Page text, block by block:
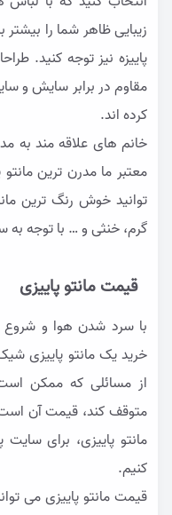
زیبایی ظاهر شما را
پاییزه نیز توجه کنید.
مقاوم در برابر سایش و
کرده اند.
خانم های علاقه مند به مد
معتبر ما مدرن ترین مانتو
توانید خوش رنگ ترین
گرم، خنثی و … با توجه به
قیمت مانتو پاییزی
با سرد شدن هوا و شروع
خرید یک مانتو پاییزی
از مسائلی که ممکن است
متوقف کند، قیمت آن
مانتو پاییزی، برای
کنیم.
قیمت مانتو پاییزی می